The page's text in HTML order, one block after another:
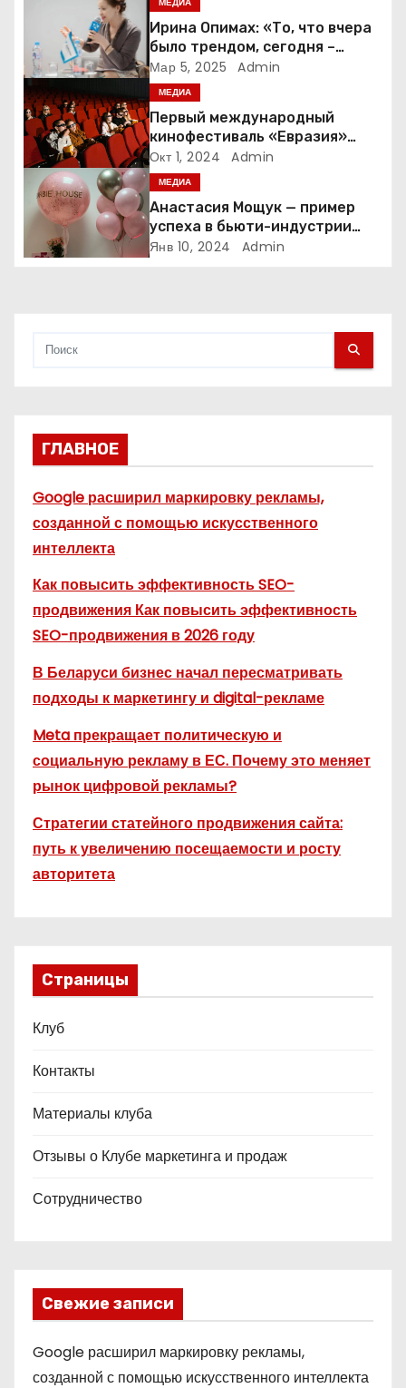
о
з
а
п
и
с
Ирина Опимах: «То, что вчера
было трендом, сегодня –
норма»
Мар 5, 2025 Admin
МЕДИА
Первый международный
кинофестиваль «Евразия»
пройдет в Москве с 17 по 21
октября
Окт 1, 2024 Admin
МЕДИА
Анастасия Мощук — пример
успеха в бьюти-индустрии
Беларуси
Янв 10, 2024 Admin
ГЛАВНОЕ
Google расширил маркировку рекламы,
созданной с помощью искусственного
интеллекта
Как повысить эффективность SEO-
продвижения Как повысить эффективность
SEO-продвижения в 2026 году
В Беларуси бизнес начал пересматривать
подходы к маркетингу и digital-рекламе
Meta прекращает политическую и
социальную рекламу в ЕС. Почему это меняет
рынок цифровой рекламы?
Стратегии статейного продвижения сайта:
путь к увеличению посещаемости и росту
авторитета
Страницы
Клуб
Контакты
Материалы клуба
Отзывы о Клубе маркетинга и продаж
Сотрудничество
Свежие записи
Google расширил маркировку рекламы,
созданной с помощью искусственного интеллекта